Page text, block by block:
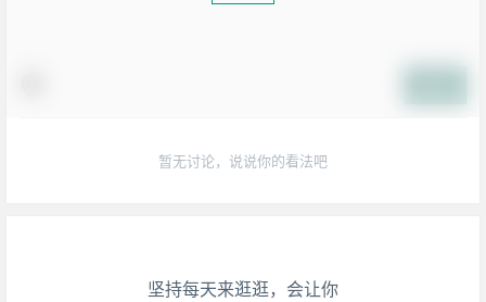
暂无讨论，说说你的看法吧
坚持每天来逛逛，会让你
腿也不痛了！